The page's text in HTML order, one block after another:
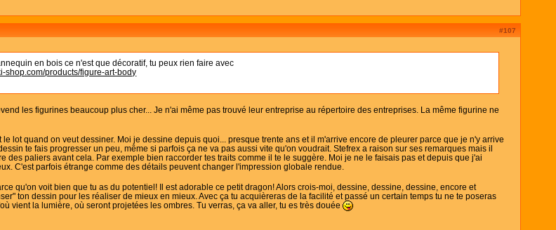
#107
en bois ce n'est que décoratif, tu peux rien faire avec
shop.com/products/figure-art-body
les figurines beaucoup plus cher... Je n'ai même pas trouvé leur entreprise au répertoire des entreprises. La même figurine ne
lot quand on veut dessiner. Moi je dessine depuis quoi... presque trente ans et il m'arrive encore de pleurer parce que je n'y arrive
te fais progresser un peu, même si parfois ça ne va pas aussi vite qu'on voudrait. Stefrex a raison sur ses remarques mais il
des paliers avant cela. Par exemple bien raccorder tes traits comme il te le suggère. Moi je ne le faisais pas et depuis que j'ai
C'est parfois étrange comme des détails peuvent changer l'impression globale rendue.
qu'on voit bien que tu as du potentiel! Il est adorable ce petit dragon! Alors crois-moi, dessine, dessine, dessine, encore et
ton dessin pour les réaliser de mieux en mieux. Avec ça tu acquièreras de la facilité et passé un certain temps tu ne te poseras
vient la lumière, où seront projetées les ombres. Tu verras, ça va aller, tu es très douée